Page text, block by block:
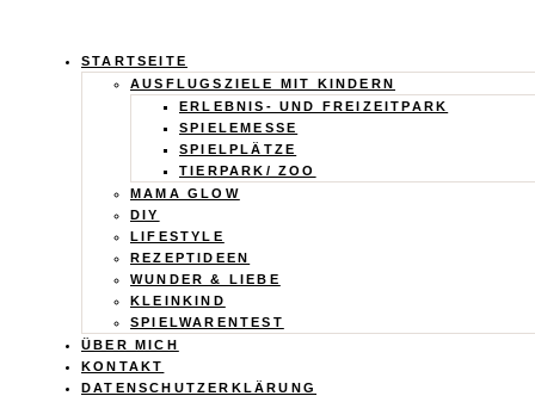
Calistas
Traum
STARTSEITE
AUSFLUGSZIELE MIT KINDERN
ERLEBNIS- UND FREIZEITPARK
SPIELEMESSE
SPIELPLÄTZE
TIERPARK/ ZOO
MAMA GLOW
DIY
LIFESTYLE
REZEPTIDEEN
WUNDER & LIEBE
KLEINKIND
SPIELWARENTEST
ÜBER MICH
KONTAKT
DATENSCHUTZERKLÄRUNG